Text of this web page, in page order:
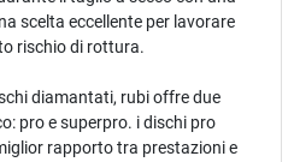
scelta eccellente per lavorare
rischio di rottura.
diamantati, rubi offre due
pro e superpro. i dischi pro
rapporto tra prestazioni e